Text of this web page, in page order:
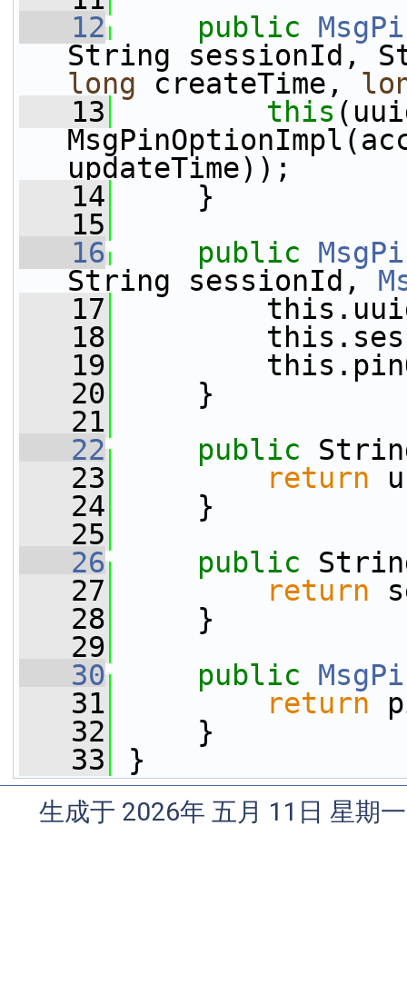
   12
public
long createTime,
   13
this
updateTime));
   14
}
   15
   16
public
String sessionId,
   17
this.uuid
   18
   19
   20
}
   21
   22
public
   23
return
   24
}
   25
   26
public
   27
return
   28
}
   29
   30
public
   31
return
   32
}
   33
}
生成于 2026年 五月 11日 星期